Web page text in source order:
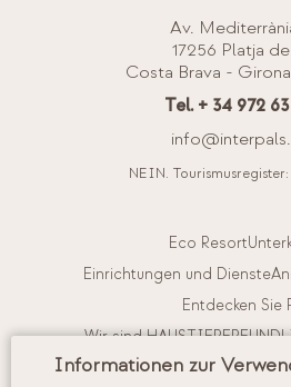
Av.
17256 Platja
Costa Brava -
Tel. + 34 972
NEIN.
Eco Resort
Einrichtungen und Dienste
Entdecken Sie
Wir sind
Informationen zur